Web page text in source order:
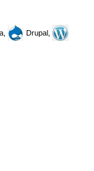
Drupal,